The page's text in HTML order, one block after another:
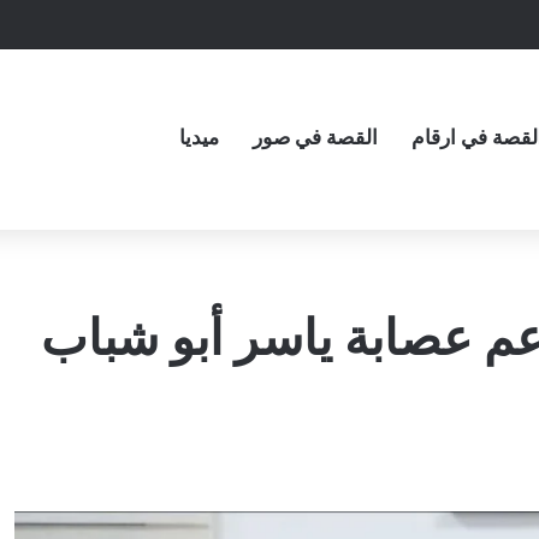
القصة في ارقام القصة في صور ميديا
عصابة ياسر أبو شباب